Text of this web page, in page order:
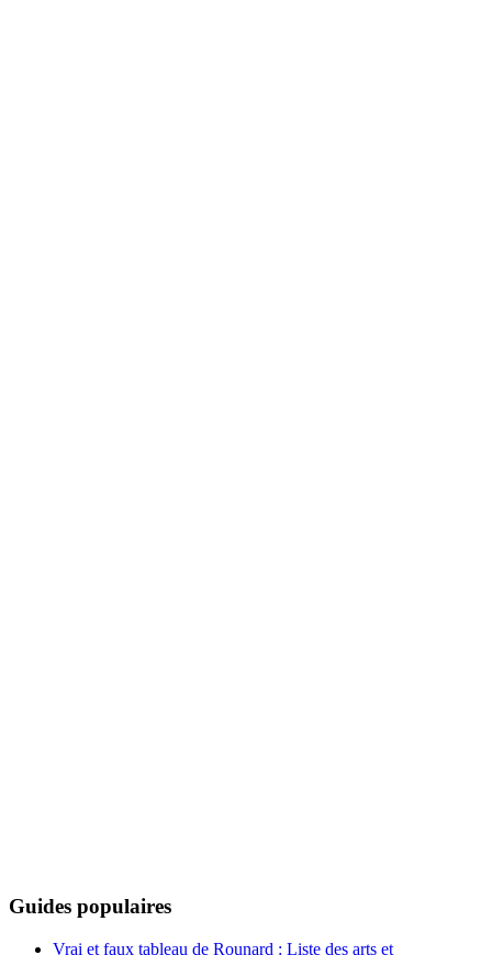
Guides populaires
Vrai et faux tableau de Rounard : Liste des arts et